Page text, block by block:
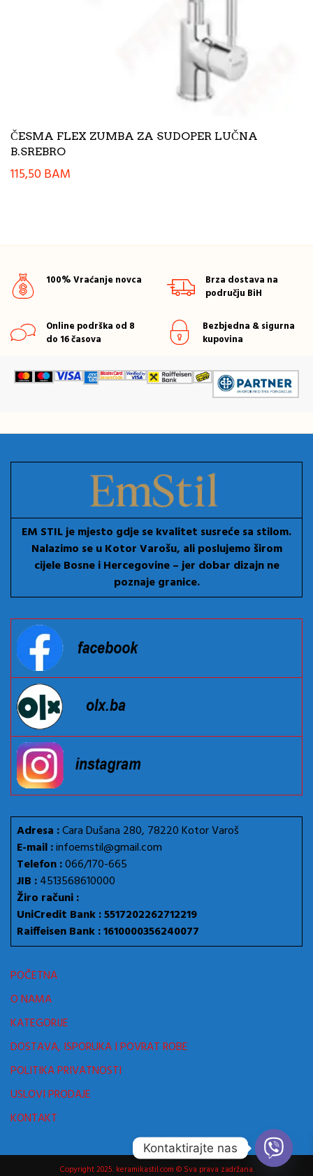
ČESMA FLEX ZUMBA ZA SUDOPER LUČNA
B.SREBRO
115,50BAM
100% Vraćanje novca
Brza dostava na
području BiH
Online podrška od 8
do 16 časova
Bezbjedna & sigurna
kupovina
EM STIL je mjesto gdje se kvalitet susreće sa stilom.
Nalazimo se u Kotor Varošu, ali poslujemo širom
cijele Bosne i Hercegovine – jer dobar dizajn ne
poznaje granice.
Adresa :Cara Dušana 280, 78220 Kotor Varoš
E-mail :infoemstil@gmail.com
Telefon :066/170-665
JIB :4513568610000
Žiro računi :
UniCredit Bank : 5517202262712219
Raiffeisen Bank : 1610000356240077
POČETNA
O NAMA
KATEGORIJE
DOSTAVA, ISPORUKA I POVRAT ROBE
POLITIKA PRIVATNOSTI
USLOVI PRODAJE
KONTAKT
Copyright 2025. keramikastil.com © Sva prava zadržana.
Kontaktirajte nas